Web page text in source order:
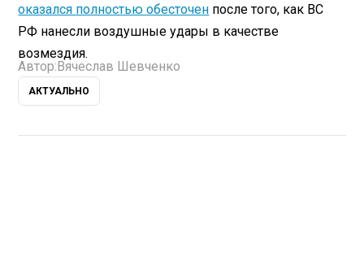
оказался полностью обесточен после того, как ВС
РФ нанесли воздушные удары в качестве
возмездия.
Автор: Вячеслав Шевченко
АКТУАЛЬНО